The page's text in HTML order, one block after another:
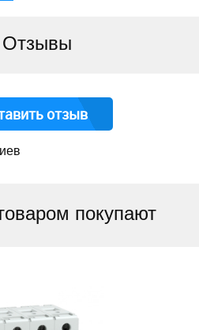
Отзывы
отзыв
покупают